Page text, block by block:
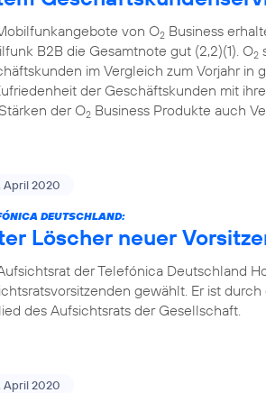
von O2 Business
B2B die Gesamtnote gut (2,2)(1). O2
im Vergleich zum Vorjahr in
der Geschäftskunden mit
der O2 Business Produkte auch
April 2020
DEUTSCHLAND:
Löscher neuer
der Telefónica Deutschland
gewählt. Er ist
des Aufsichtsrats der Gesellschaft.
April 2020